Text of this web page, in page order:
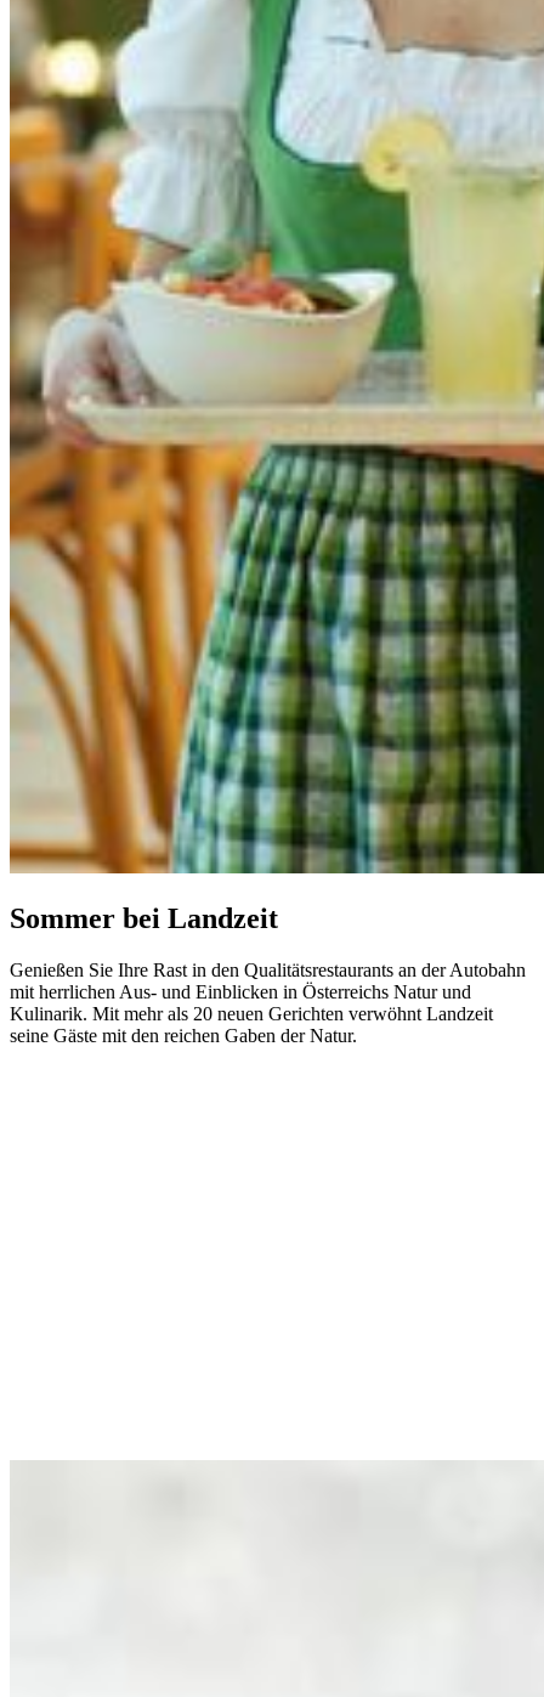
Sommer bei Landzeit
Genießen Sie Ihre Rast in den Qualitätsrestaurants an der Autobahn
mit herrlichen Aus- und Einblicken in Österreichs Natur und
Kulinarik. Mit mehr als 20 neuen Gerichten verwöhnt Landzeit
seine Gäste mit den reichen Gaben der Natur.